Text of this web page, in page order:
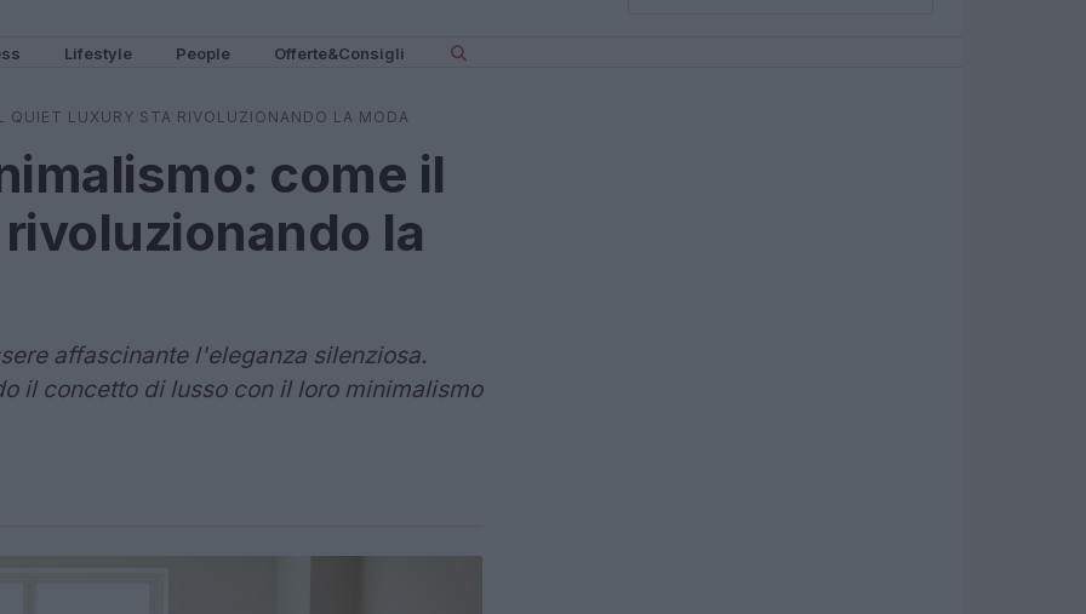
Lifestyle People Offerte&Consigli
LUXURY STA RIVOLUZIONANDO LA MODA
come il
la
affascinante l'eleganza silenziosa.
il concetto di lusso con il loro minimalismo